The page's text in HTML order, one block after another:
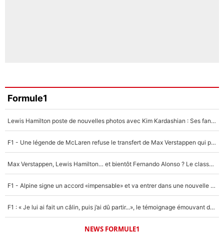
Formule1
Lewis Hamilton poste de nouvelles photos avec Kim Kardashian : Ses fans le voient déjà redevenir champion du monde de F1 grâce à elle !
F1 - Une légende de McLaren refuse le transfert de Max Verstappen qui pourrait «faire des vagues» et plomber l'ambiance dans l'équipe
Max Verstappen, Lewis Hamilton… et bientôt Fernando Alonso ? Le classement des pilotes les mieux payés en Formule 1 risque de changer !
F1 - Alpine signe un accord «impensable» et va entrer dans une nouvelle dimension : Grande nouvelle pour Pierre Gasly !
F1 : « Je lui ai fait un câlin, puis j’ai dû partir...», le témoignage émouvant de Max Verstappen sur sa fille
NEWS FORMULE1